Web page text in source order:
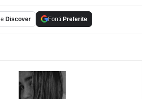
Discover Fonti Preferite